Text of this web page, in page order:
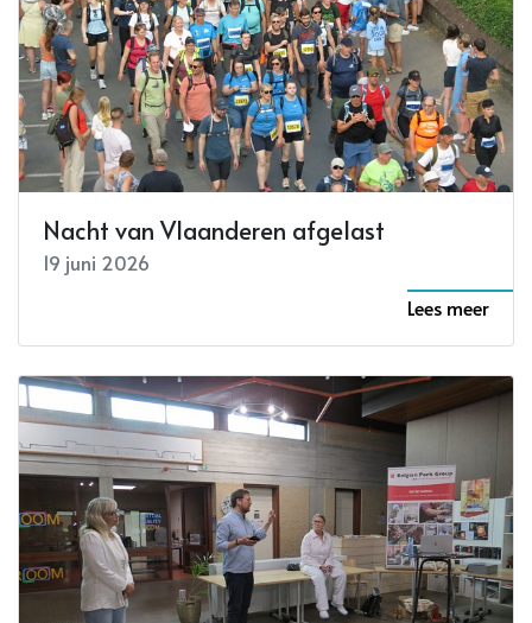
Nacht van Vlaanderen afgelast
19 juni 2026
Lees meer